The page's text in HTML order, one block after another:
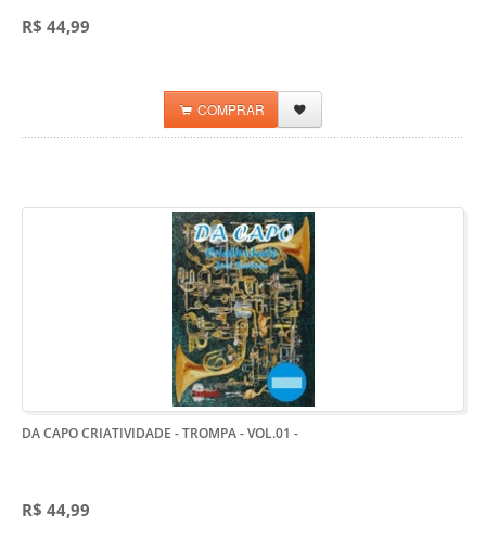
R$ 44,99
COMPRAR
DA CAPO CRIATIVIDADE - TROMPA - VOL.01 -
R$ 44,99